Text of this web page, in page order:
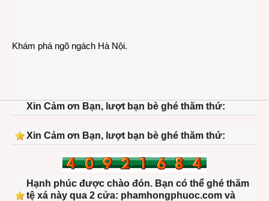
Khám phá ngõ ngách Hà Nội.
Xin Cảm ơn Bạn, lượt bạn bè ghé thăm thứ:
Xin Cảm ơn Bạn, lượt bạn bè ghé thăm thứ:
Hạnh phúc được chào đón. Bạn có thể ghé thăm
tệ xá này qua 2 cửa: phamhongphuoc.com và